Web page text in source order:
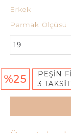
Erkek
Parmak Ölçüsü
%25
PEŞİN
3